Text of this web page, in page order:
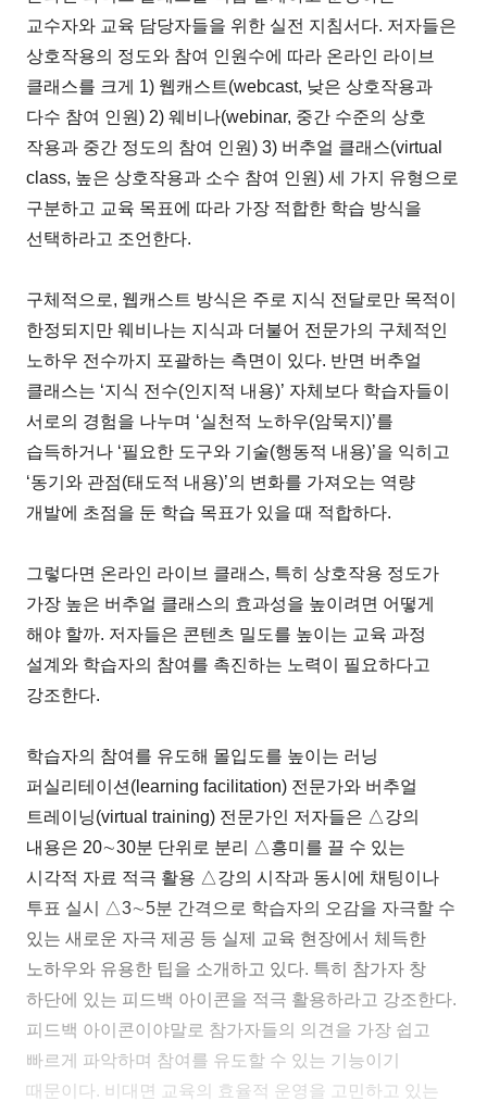
교수자와 교육 담당자들을 위한 실전 지침서다. 저자들은
상호작용의 정도와 참여 인원수에 따라 온라인 라이브
클래스를 크게 1) 웹캐스트(webcast, 낮은 상호작용과
다수 참여 인원) 2) 웨비나(webinar, 중간 수준의 상호
작용과 중간 정도의 참여 인원) 3) 버추얼 클래스(virtual
class, 높은 상호작용과 소수 참여 인원) 세 가지 유형으로
구분하고 교육 목표에 따라 가장 적합한 학습 방식을
선택하라고 조언한다.
구체적으로, 웹캐스트 방식은 주로 지식 전달로만 목적이
한정되지만 웨비나는 지식과 더불어 전문가의 구체적인
노하우 전수까지 포괄하는 측면이 있다. 반면 버추얼
클래스는 ‘지식 전수(인지적 내용)’ 자체보다 학습자들이
서로의 경험을 나누며 ‘실천적 노하우(암묵지)’를
습득하거나 ‘필요한 도구와 기술(행동적 내용)’을 익히고
‘동기와 관점(태도적 내용)’의 변화를 가져오는 역량
개발에 초점을 둔 학습 목표가 있을 때 적합하다.
그렇다면 온라인 라이브 클래스, 특히 상호작용 정도가
가장 높은 버추얼 클래스의 효과성을 높이려면 어떻게
해야 할까. 저자들은 콘텐츠 밀도를 높이는 교육 과정
설계와 학습자의 참여를 촉진하는 노력이 필요하다고
강조한다.
학습자의 참여를 유도해 몰입도를 높이는 러닝
퍼실리테이션(learning facilitation) 전문가와 버추얼
트레이닝(virtual training) 전문가인 저자들은 △강의
내용은 20∼30분 단위로 분리 △흥미를 끌 수 있는
시각적 자료 적극 활용 △강의 시작과 동시에 채팅이나
투표 실시 △3∼5분 간격으로 학습자의 오감을 자극할 수
있는 새로운 자극 제공 등 실제 교육 현장에서 체득한
노하우와 유용한 팁을 소개하고 있다. 특히 참가자 창
하단에 있는 피드백 아이콘을 적극 활용하라고 강조한다.
피드백 아이콘이야말로 참가자들의 의견을 가장 쉽고
빠르게 파악하며 참여를 유도할 수 있는 기능이기
때문이다. 비대면 교육의 효율적 운영을 고민하고 있는